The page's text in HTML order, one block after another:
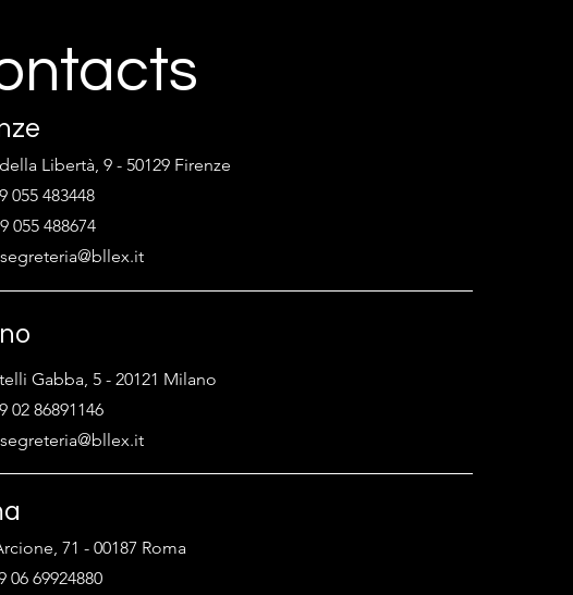
Libertà, 9 - 50129 Firenze
055 483448
055 488674
Gabba, 5 - 20121 Milano
02 86891146
71 - 00187 Roma
06 69924880